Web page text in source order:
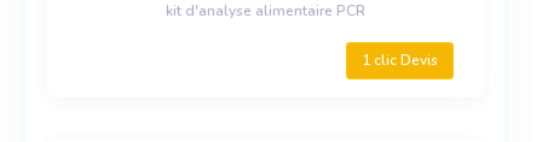
kit d'analyse alimentaire PCR
1 clic Devis